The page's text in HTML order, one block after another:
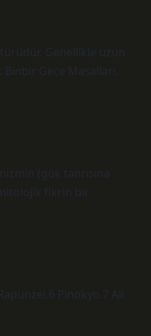
Genellikle uzun
Gece Masalları,
(gök tanrısına
fikrin bir
Pinokyo.7 Ali